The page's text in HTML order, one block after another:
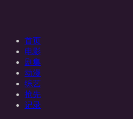
首页
电影
剧集
动漫
综艺
抢先
记录